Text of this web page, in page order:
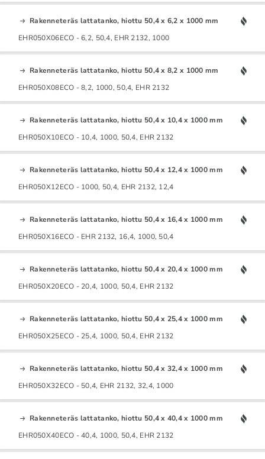
Rakenneteräs lattatanko, hiottu 50,4 x 6,2 x 1000 mm
EHR050X06ECO - 6,2, 50,4, EHR 2132, 1000
Rakenneteräs lattatanko, hiottu 50,4 x 8,2 x 1000 mm
EHR050X08ECO - 8,2, 1000, 50,4, EHR 2132
Rakenneteräs lattatanko, hiottu 50,4 x 10,4 x 1000 mm
EHR050X10ECO - 10,4, 1000, 50,4, EHR 2132
Rakenneteräs lattatanko, hiottu 50,4 x 12,4 x 1000 mm
EHR050X12ECO - 1000, 50,4, EHR 2132, 12,4
Rakenneteräs lattatanko, hiottu 50,4 x 16,4 x 1000 mm
EHR050X16ECO - EHR 2132, 16,4, 1000, 50,4
Rakenneteräs lattatanko, hiottu 50,4 x 20,4 x 1000 mm
EHR050X20ECO - 20,4, 1000, 50,4, EHR 2132
Rakenneteräs lattatanko, hiottu 50,4 x 25,4 x 1000 mm
EHR050X25ECO - 25,4, 1000, 50,4, EHR 2132
Rakenneteräs lattatanko, hiottu 50,4 x 32,4 x 1000 mm
EHR050X32ECO - 50,4, EHR 2132, 32,4, 1000
Rakenneteräs lattatanko, hiottu 50,4 x 40,4 x 1000 mm
EHR050X40ECO - 40,4, 1000, 50,4, EHR 2132